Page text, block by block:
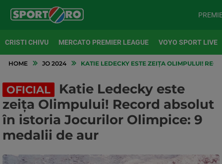
CRISTI CHIVU MERCATO PREMIER LEAGUE VOYO SPORT LIVE
HOME JO 2024 KATIE LEDECKY ESTE ZEIȚA OLIMPULUI!
OFICIAL
Katie Ledecky este
zeița Olimpului! Record absolut
în istoria Jocurilor Olimpice: 9
medalii de aur